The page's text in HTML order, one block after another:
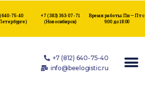
640-75-40
+7 (383) 363-07-71
(Новосибирск)
Время работы: Пн — Пт с
9:00 до 18:00
+7 (812) 640-75-40
info@beelogistic.ru